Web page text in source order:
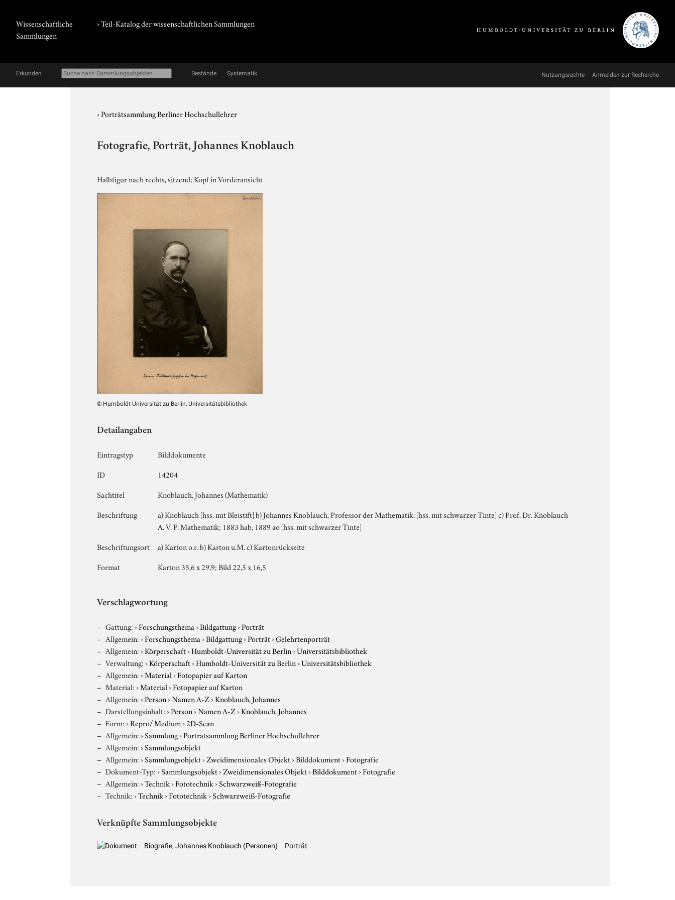
Wissenschaftliche
Sammlungen
› Teil-Katalog der wissenschaftlichen Sammlungen
Erkunden Bestände Systematik Nutzungsrechte Anmelden zur Recherche
›Porträtsammlung Berliner Hochschullehrer
Fotografie, Porträt, Johannes Knoblauch
Halbfigur nach rechts, sitzend; Kopf in Vorderansicht
© Humboldt-Universität zu Berlin, Universitätsbibliothek
Detailangaben
Eintragstyp
Bilddokumente
ID
14204
Sachtitel
Knoblauch, Johannes (Mathematik)
Beschriftung
a) Knoblauch [hss. mit Bleistift] b) Johannes Knoblauch, Professor der Mathematik. [hss. mit schwarzer Tinte] c) Prof. Dr. Knoblauch
A. V. P. Mathematik; 1883 hab, 1889 ao [hss. mit schwarzer Tinte]
Beschriftungsort
a) Karton o.r. b) Karton u.M. c) Kartonrückseite
Format
Karton 35,6 x 29,9; Bild 22,5 x 16,5
Verschlagwortung
Gattung:›Forschungsthema›Bildgattung›Porträt
Allgemein:›Forschungsthema›Bildgattung›Porträt›Gelehrtenporträt
Allgemein:›Körperschaft›Humboldt-Universität zu Berlin›Universitätsbibliothek
Verwaltung:›Körperschaft›Humboldt-Universität zu Berlin›Universitätsbibliothek
Allgemein:›Material›Fotopapier auf Karton
Material:›Material›Fotopapier auf Karton
Allgemein:›Person›Namen A-Z›Knoblauch, Johannes
Darstellungsinhalt:›Person›Namen A-Z›Knoblauch, Johannes
Form:›Repro/ Medium›2D-Scan
Allgemein:›Sammlung›Porträtsammlung Berliner Hochschullehrer
Allgemein:›Sammlungsobjekt
Allgemein:›Sammlungsobjekt›Zweidimensionales Objekt›Bilddokument›Fotografie
Dokument-Typ:›Sammlungsobjekt›Zweidimensionales Objekt›Bilddokument›Fotografie
Allgemein:›Technik›Fototechnik›Schwarzweiß-Fotografie
Technik:›Technik›Fototechnik›Schwarzweiß-Fotografie
Verknüpfte Sammlungsobjekte
Biografie, Johannes Knoblauch (Personen) Porträt